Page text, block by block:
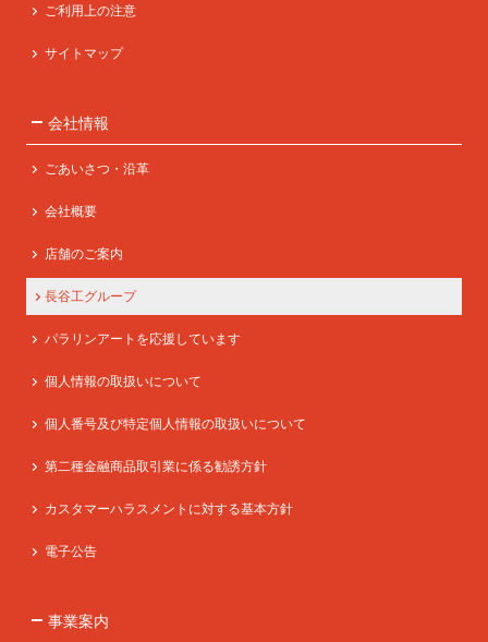
ご利用上の注意
サイトマップ
会社情報
ごあいさつ・沿革
会社概要
店舗のご案内
長谷工グループ
パラリンアートを応援しています
個人情報の取扱いについて
個人番号及び特定個人情報の取扱いについて
第二種金融商品取引業に係る勧誘方針
カスタマーハラスメントに対する基本方針
電子公告
事業案内